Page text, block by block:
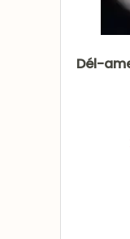
Dél-